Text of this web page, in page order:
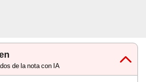
de la nota con IA